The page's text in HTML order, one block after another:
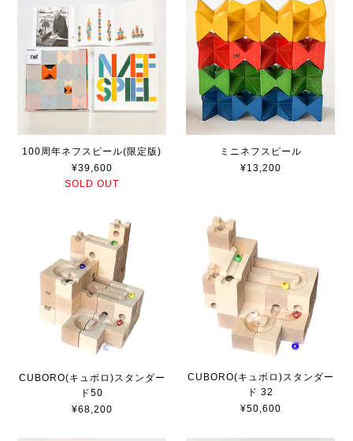
100周年ネフスピール(限定版)
¥39,600
SOLD OUT
ミニネフスピール
¥13,200
CUBORO(キュボロ)スタンダー
ド50
¥68,200
CUBORO(キュボロ)スタンダー
ド 32
¥50,600